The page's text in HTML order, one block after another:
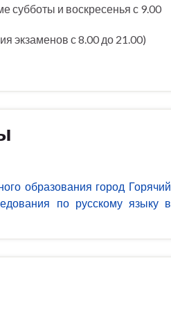
субботы и воскресенья с 9.00
экзаменов с 8.00 до 21.00)
образования город Горячий
по русскому языку в